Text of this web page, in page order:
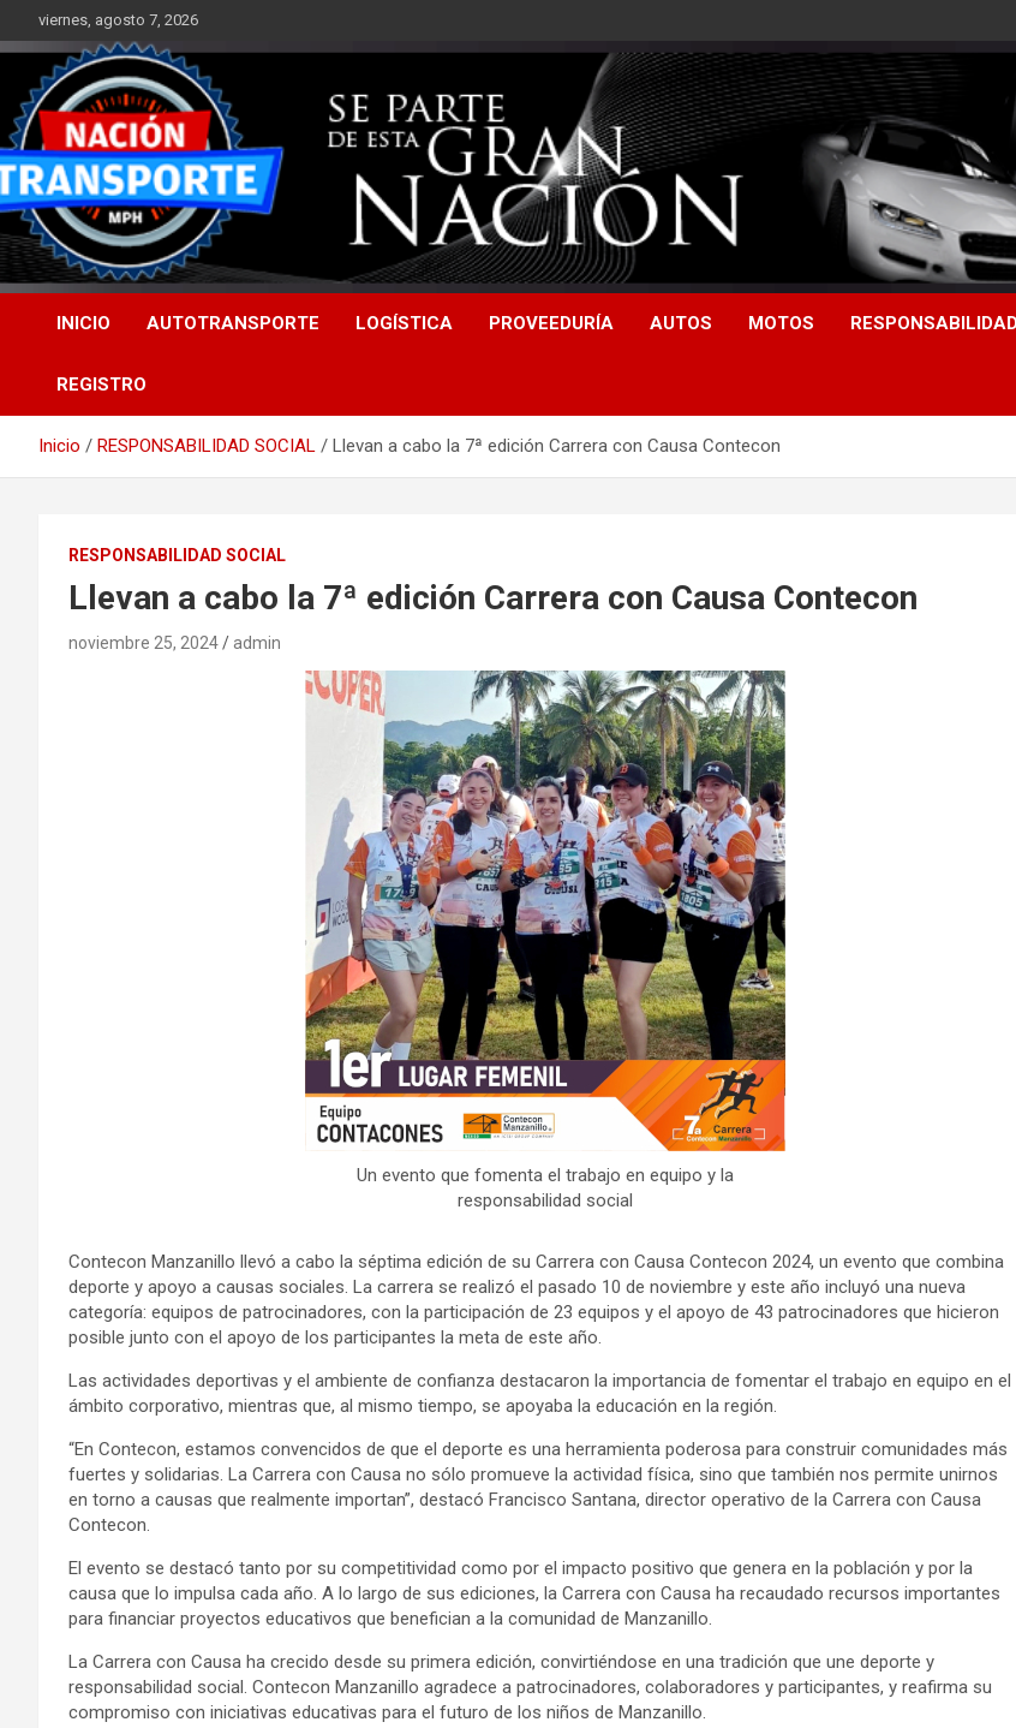
al
contenido
viernes, agosto 7, 2026
INICIO AUTOTRANSPORTE LOGÍSTICA PROVEEDURÍA AUTOS MOTOS
REGISTRO
Inicio RESPONSABILIDAD SOCIAL Llevan a cabo la 7ª edición Carrera con Causa Contecon
RESPONSABILIDAD SOCIAL
Llevan a cabo la 7ª edición Carrera con Causa Contecon
noviembre 25, 2024 admin
Un evento que fomenta el trabajo en equipo y la
responsabilidad social
Contecon Manzanillo llevó a cabo la séptima edición de su Carrera con Causa Contecon 2024, un evento que combina
deporte y apoyo a causas sociales. La carrera se realizó el pasado 10 de noviembre y este año incluyó una nueva
categoría: equipos de patrocinadores, con la participación de 23 equipos y el apoyo de 43 patrocinadores que hicieron
posible junto con el apoyo de los participantes la meta de este año.
Las actividades deportivas y el ambiente de confianza destacaron la importancia de fomentar el trabajo en equipo en el
ámbito corporativo, mientras que, al mismo tiempo, se apoyaba la educación en la región.
“En Contecon, estamos convencidos de que el deporte es una herramienta poderosa para construir comunidades más
fuertes y solidarias. La Carrera con Causa no sólo promueve la actividad física, sino que también nos permite unirnos
en torno a causas que realmente importan”, destacó Francisco Santana, director operativo de la Carrera con Causa
Contecon.
El evento se destacó tanto por su competitividad como por el impacto positivo que genera en la población y por la
causa que lo impulsa cada año. A lo largo de sus ediciones, la Carrera con Causa ha recaudado recursos importantes
para financiar proyectos educativos que benefician a la comunidad de Manzanillo.
La Carrera con Causa ha crecido desde su primera edición, convirtiéndose en una tradición que une deporte y
responsabilidad social. Contecon Manzanillo agradece a patrocinadores, colaboradores y participantes, y reafirma su
compromiso con iniciativas educativas para el futuro de los niños de Manzanillo.